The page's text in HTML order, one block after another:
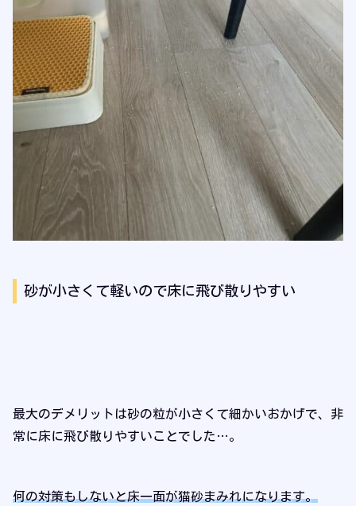
砂が小さくて軽いので床に飛び散りやすい
最大のデメリットは砂の粒が小さくて細かいおかげで、非
常に床に飛び散りやすいことでした…。
何の対策もしないと床一面が猫砂まみれになります。